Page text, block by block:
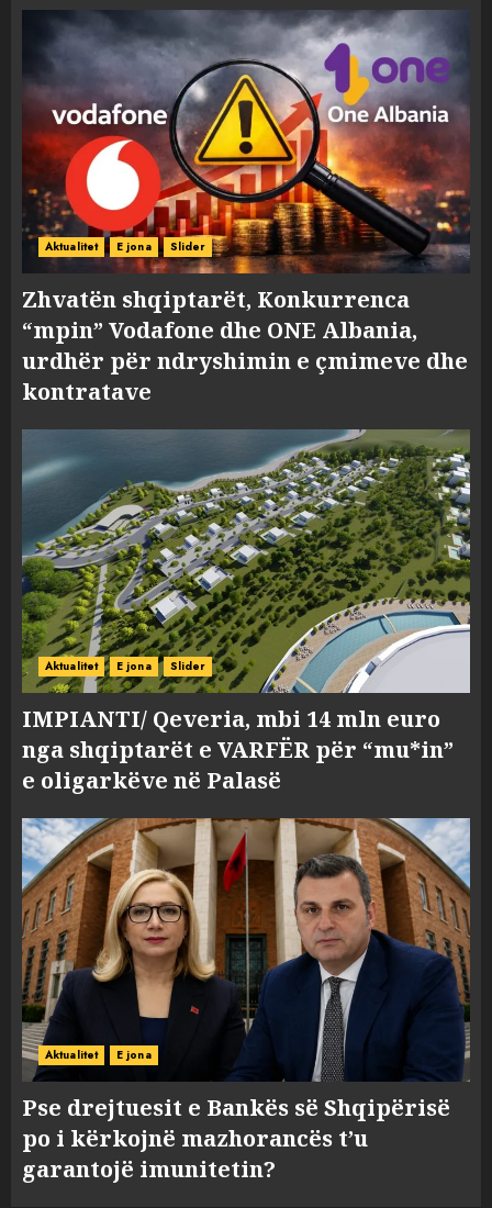
Aktualitet E jona Slider
Zhvatën shqiptarët, Konkurrenca
“mpin” Vodafone dhe ONE Albania,
urdhër për ndryshimin e çmimeve dhe
kontratave
Aktualitet E jona Slider
IMPIANTI/ Qeveria, mbi 14 mln euro
nga shqiptarët e VARFËR për “mu*in”
e oligarkëve në Palasë
Aktualitet E jona
Pse drejtuesit e Bankës së Shqipërisë
po i kërkojnë mazhorancës t’u
garantojë imunitetin?